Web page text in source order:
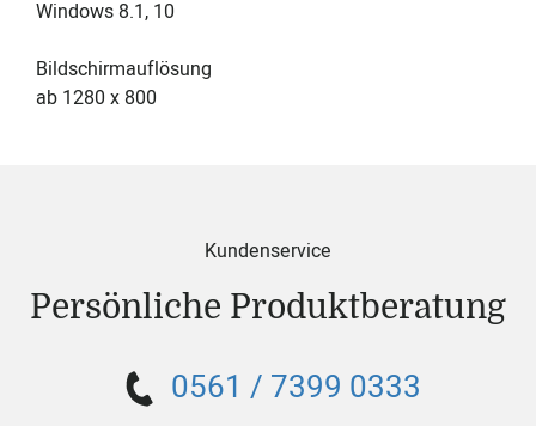
Windows 8.1, 10
Bildschirmauflösung
ab 1280 x 800
Kundenservice
Persönliche Produktberatung
0561 / 7399 0333